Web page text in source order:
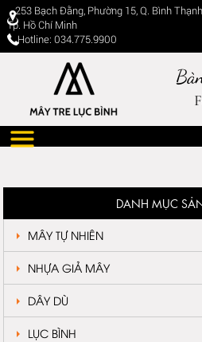
253 Bạch Đằng, Phường 15, Q. Bình
Tp. Hồ Chí Minh
Hotline: 034.775.9900
DANH MỤC
MÂY TỰ NHIÊN
NHỰA GIẢ MÂY
DÂY DÙ
LỤC BÌNH